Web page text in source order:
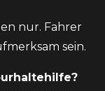
nur. Fahrer
sein.